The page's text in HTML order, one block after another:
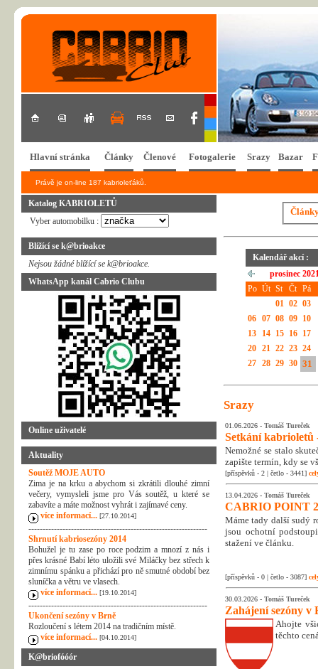
Hlavní stránka Články Členové Fotogalerie Srazy Bazar
Právě je on-line 187 kabrioleťáků.
Katalog KABRIOLETŮ
Vyber automobilku :
Blížící se k@brioakce
Nejsou žádné blížící se k@brioakce.
WhatsApp kanál Cabrio Clubu
Online uživatelé
Aktuality
Soutěž MOJE AUTO
Zima je na krku a abychom si zkrátili dlouhé zimní
večery, vymysleli jsme pro Vás soutěž, u které se
zabavíte a máte možnost vyhrát i zajímavé ceny.
více informací... [27.10.2014]
---------------------------------------------------------------
Shrnutí kabriosezóny 2014
Bohužel je tu zase po roce podzim a mnozí z nás i
přes krásné Babí léto uložili své Miláčky bez střech k
zimnímu spánku a přichází pro ně smutné období bez
sluníčka a větru ve vlasech.
více informací... [19.10.2014]
---------------------------------------------------------------
Ukončení sezóny v Brně
Rozloučení s létem 2014 na tradičním místě.
více informací... [04.10.2014]
K@briofóóór
Kalendář akcí :
prosinec
Po Út St Čt Pá
01 02 03
06 07 08 09 10
13
14 15 16 17
20 21 22 23 24
27 28 29 30 31
Srazy
01.06.2026 - Tomáš Tureček
Setkání kabrioletů
Nemožné se stalo
zapište termín, kdy se
[příspěvků - 2 | četlo - 3441]
13.04.2026 - Tomáš Tureček
CABRIO POINT
Máme tady další sudý
jsou ochotní
stažení ve článku.
[příspěvků - 0 | četlo - 3087]
30.03.2026 - Tomáš Tureček
Zahájení sezóny v
Ahojte
těchto